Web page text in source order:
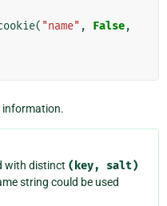
( "name" , False,
information.
with distinct (key, salt)
string could be used